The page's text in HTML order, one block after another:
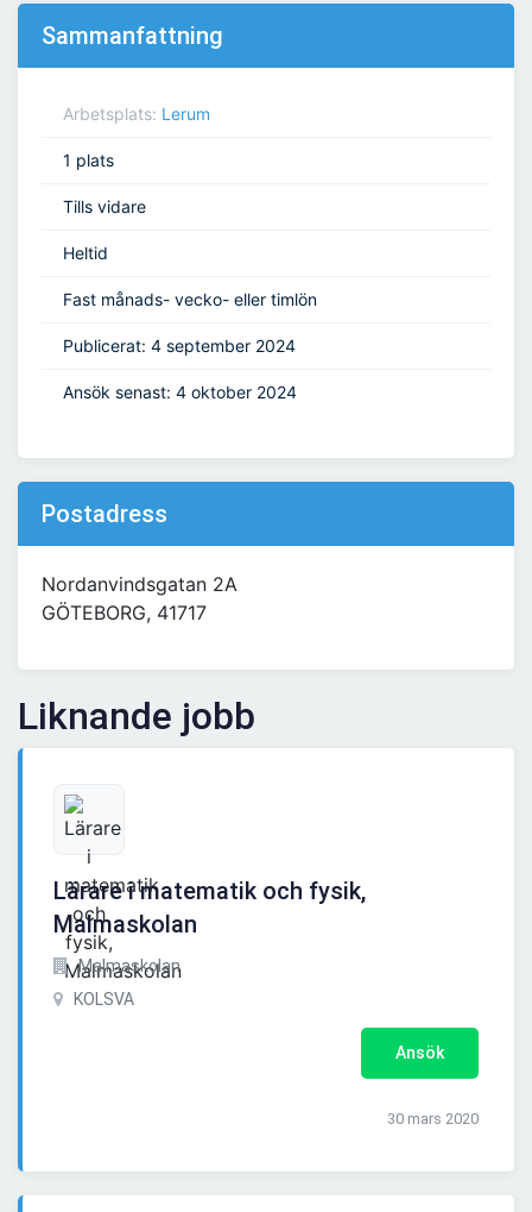
Sammanfattning
Arbetsplats: Lerum
1 plats
Tills vidare
Heltid
Fast månads- vecko- eller timlön
Publicerat: 4 september 2024
Ansök senast: 4 oktober 2024
Postadress
Nordanvindsgatan 2A
GÖTEBORG, 41717
Liknande jobb
Lärare i matematik och fysik,
Malmaskolan
Malmaskolan
KOLSVA
Ansök
30 mars 2020